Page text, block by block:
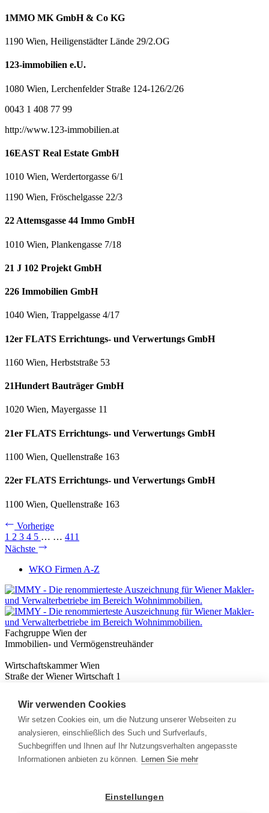
1MMO MK GmbH & Co KG
1190 Wien, Heiligenstädter Lände 29/2.OG
123-immobilien e.U.
1080 Wien, Lerchenfelder Straße 124-126/2/26
0043 1 408 77 99
http://www.123-immobilien.at
16EAST Real Estate GmbH
1010 Wien, Werdertorgasse 6/1
1190 Wien, Fröschelgasse 22/3
22 Attemsgasse 44 Immo GmbH
1010 Wien, Plankengasse 7/18
21 J 102 Projekt GmbH
226 Immobilien GmbH
1040 Wien, Trappelgasse 4/17
12er FLATS Errichtungs- und Verwertungs GmbH
1160 Wien, Herbststraße 53
21Hundert Bauträger GmbH
1020 Wien, Mayergasse 11
21er FLATS Errichtungs- und Verwertungs GmbH
1100 Wien, Quellenstraße 163
22er FLATS Errichtungs- und Verwertungs GmbH
1100 Wien, Quellenstraße 163
Vorherige
1 2 3 4 5 … … 411
Nächste
WKO Firmen A-Z
Fachgruppe Wien der
Immobilien- und Vermögenstreuhänder
Wirtschaftskammer Wien
Straße der Wiener Wirtschaft 1
Nützliches
Immobilienwissen
Formulare & Rechner
Expert:innen
Info
Wir verwenden Cookies
Wir setzen Cookies ein, um die Nutzung unserer Webseiten zu
analysieren, einschließlich des Such und Surfverlaufs,
Suchbegriffen und Ihnen auf Ihr Nutzungsverhalten angepasste
Informationen anbieten zu können. Lernen Sie mehr
Einstellungen